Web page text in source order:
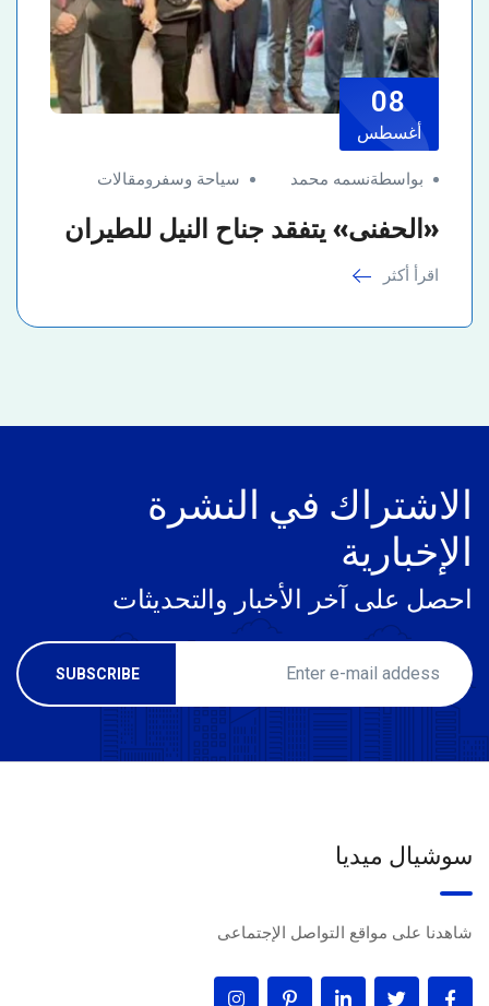
08
أغسطس
بواسطةنسمه محمد سياحة وسفر ومقالات
«الحفنى» يتفقد جناح النيل للطيران
اقرأ أكثر
الاشتراك في النشرة
الإخبارية
احصل على آخر الأخبار والتحديثات
سوشيال ميديا
شاهدنا على مواقع التواصل الإجتماعى